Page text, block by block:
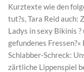
Kurztexte wie den
tut?s, Tara Reid auch:
Ladys in sexy Bikinis
gefundenes
Schlabber-Schreck:
zärtliche Lippenspiel